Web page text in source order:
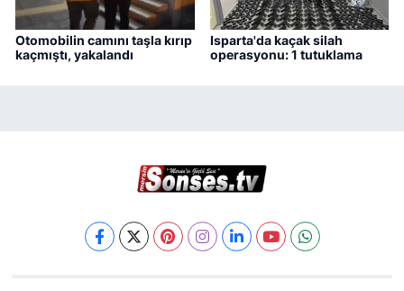
Otomobilin camını taşla kırıp
kaçmıştı, yakalandı
Isparta'da kaçak silah
operasyonu: 1 tutuklama